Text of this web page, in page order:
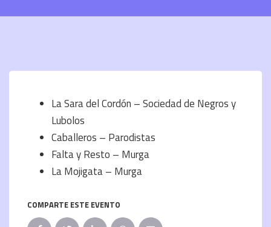
La Sara del Cordón – Sociedad de Negros y
Lubolos
Caballeros – Parodistas
Falta y Resto – Murga
La Mojigata – Murga
COMPARTE ESTE EVENTO